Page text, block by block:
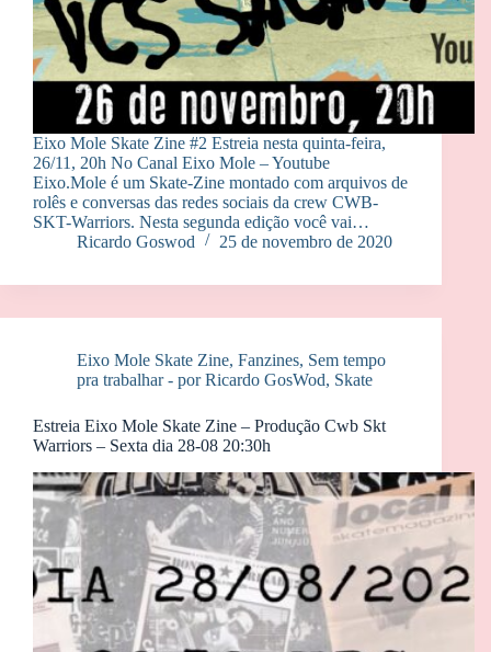
Eixo Mole Skate Zine #2 Estreia nesta quinta-feira,
26/11, 20h No Canal Eixo Mole – Youtube
Eixo.Mole é um Skate-Zine montado com arquivos de
rolês e conversas das redes sociais da crew CWB-
SKT-Warriors. Nesta segunda edição você vai…
Ricardo Goswod
25 de novembro de 2020
Eixo Mole Skate Zine, Fanzines, Sem tempo
pra trabalhar - por Ricardo GosWod, Skate
Estreia Eixo Mole Skate Zine – Produção Cwb Skt
Warriors – Sexta dia 28-08 20:30h